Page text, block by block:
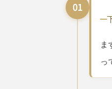
01
ま
っ